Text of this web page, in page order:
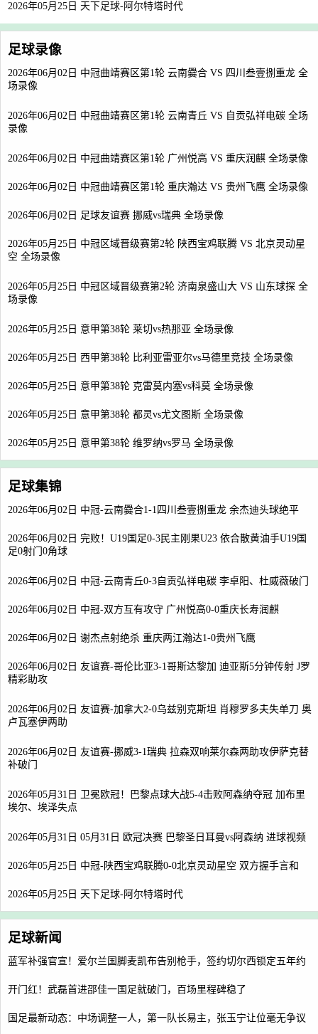
2026年05月25日 天下足球-阿尔特塔时代
足球录像
2026年06月02日 中冠曲靖赛区第1轮 云南爨合 VS 四川叁壹捌重龙 全
场录像
2026年06月02日 中冠曲靖赛区第1轮 云南青丘 VS 自贡弘祥电碳 全场
录像
2026年06月02日 中冠曲靖赛区第1轮 广州悦高 VS 重庆润麒 全场录像
2026年06月02日 中冠曲靖赛区第1轮 重庆瀚达 VS 贵州飞鹰 全场录像
2026年06月02日 足球友谊赛 挪威vs瑞典 全场录像
2026年05月25日 中冠区域晋级赛第2轮 陕西宝鸡联腾 VS 北京灵动星
空 全场录像
2026年05月25日 中冠区域晋级赛第2轮 济南泉盛山大 VS 山东球探 全
场录像
2026年05月25日 意甲第38轮 莱切vs热那亚 全场录像
2026年05月25日 西甲第38轮 比利亚雷亚尔vs马德里竞技 全场录像
2026年05月25日 意甲第38轮 克雷莫内塞vs科莫 全场录像
2026年05月25日 意甲第38轮 都灵vs尤文图斯 全场录像
2026年05月25日 意甲第38轮 维罗纳vs罗马 全场录像
足球集锦
2026年06月02日 中冠-云南爨合1-1四川叁壹捌重龙 余杰迪头球绝平
2026年06月02日 完败！U19国足0-3民主刚果U23 依合散黄油手U19国
足0射门0角球
2026年06月02日 中冠-云南青丘0-3自贡弘祥电碳 李卓阳、杜威薇破门
2026年06月02日 中冠-双方互有攻守 广州悦高0-0重庆长寿润麒
2026年06月02日 谢杰点射绝杀 重庆两江瀚达1-0贵州飞鹰
2026年06月02日 友谊赛-哥伦比亚3-1哥斯达黎加 迪亚斯5分钟传射 J罗
精彩助攻
2026年06月02日 友谊赛-加拿大2-0乌兹别克斯坦 肖穆罗多夫失单刀 奥
卢瓦塞伊两助
2026年06月02日 友谊赛-挪威3-1瑞典 拉森双响莱尔森两助攻伊萨克替
补破门
2026年05月31日 卫冕欧冠！巴黎点球大战5-4击败阿森纳夺冠 加布里
埃尔、埃泽失点
2026年05月31日 05月31日 欧冠决赛 巴黎圣日耳曼vs阿森纳 进球视频
2026年05月25日 中冠-陕西宝鸡联腾0-0北京灵动星空 双方握手言和
2026年05月25日 天下足球-阿尔特塔时代
足球新闻
蓝军补强官宣！爱尔兰国脚麦凯布告别枪手，签约切尔西锁定五年约
开门红！武磊首进邵佳一国足就破门，百场里程碑稳了
国足最新动态：中场调整一人，第一队长易主，张玉宁让位毫无争议